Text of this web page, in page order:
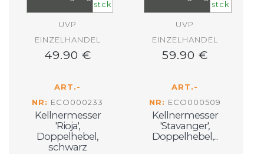
stck
UVP
EINZELHANDEL
49.90 €
stck
UVP
EINZELHANDEL
59.90 €
ART.-
NR: ECO000233
Kellnermesser
'Rioja',
Doppelhebel,
schwarz
ART.-
NR: ECO000509
Kellnermesser
'Stavanger',
Doppelhebel,...